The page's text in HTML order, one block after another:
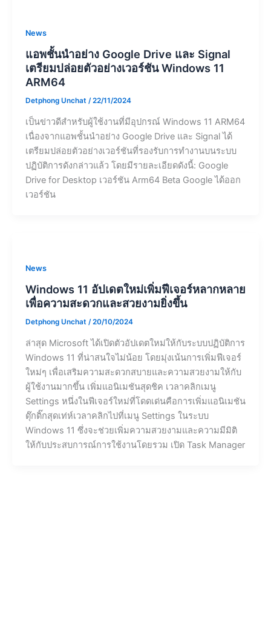
News
แอพชั้นนำอย่าง Google Drive และ Signal
เตรียมปล่อยตัวอย่างเวอร์ชัน Windows 11
ARM64
Detphong Unchat /22/11/2024
เป็นข่าวดีสำหรับผู้ใช้งานที่มีอุปกรณ์ Windows 11 ARM64
เนื่องจากแอพชั้นนำอย่าง Google Drive และ Signal ได้
เตรียมปล่อยตัวอย่างเวอร์ชันที่รองรับการทำงานบนระบบ
ปฏิบัติการดังกล่าวแล้ว โดยมีรายละเอียดดังนี้: Google
Drive for Desktop เวอร์ชัน Arm64 Beta Google ได้ออก
เวอร์ชัน
News
Windows 11 อัปเดตใหม่เพิ่มฟีเจอร์หลากหลาย
เพื่อความสะดวกและสวยงามยิ่งขึ้น
Detphong Unchat /20/10/2024
ล่าสุด Microsoft ได้เปิดตัวอัปเดตใหม่ให้กับระบบปฏิบัติการ
Windows 11 ที่น่าสนใจไม่น้อย โดยมุ่งเน้นการเพิ่มฟีเจอร์
ใหม่ๆ เพื่อเสริมความสะดวกสบายและความสวยงามให้กับ
ผู้ใช้งานมากขึ้น เพิ่มแอนิเมชันสุดชิค เวลาคลิกเมนู
Settings หนึ่งในฟีเจอร์ใหม่ที่โดดเด่นคือการเพิ่มแอนิเมชัน
ดุ๊กดิ๊กสุดเท่ห์เวลาคลิกไปที่เมนู Settings ในระบบ
Windows 11 ซึ่งจะช่วยเพิ่มความสวยงามและความมีมิติ
ให้กับประสบการณ์การใช้งานโดยรวม เปิด Task Manager